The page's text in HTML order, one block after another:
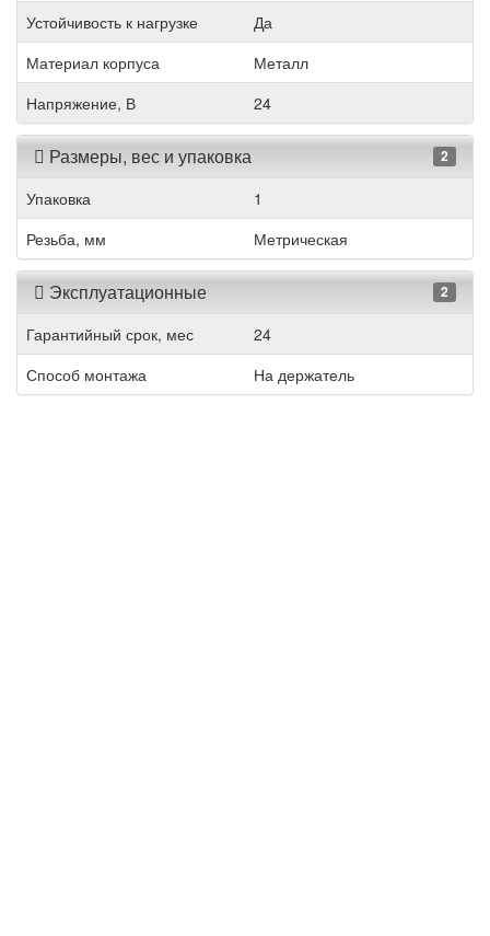
Устойчивость к нагрузке
Да
Материал корпуса
Металл
Напряжение, В
24
Размеры, вес и упаковка 2
Упаковка
1
Резьба, мм
Метрическая
Эксплуатационные 2
Гарантийный срок, мес
24
Способ монтажа
На держатель